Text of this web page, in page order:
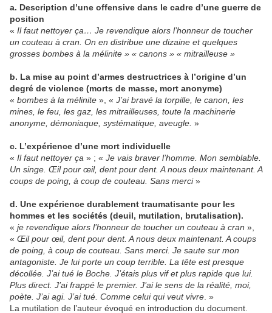
a. Description d’une offensive dans le cadre d’une guerre de
position
« Il faut nettoyer ça… Je revendique alors l’honneur de toucher
un couteau à cran. On en distribue une dizaine et quelques
grosses bombes à la mélinite » « canons » « mitrailleuse »
b. La mise au point d’armes destructrices à l’origine d’un
degré de violence (morts de masse, mort anonyme)
« bombes à la mélinite », « J’ai bravé la torpille, le canon, les
mines, le feu, les gaz, les mitrailleuses, toute la machinerie
anonyme, démoniaque, systématique, aveugle. »
c. L’expérience d’une mort individuelle
« Il faut nettoyer ça » ; « Je vais braver l’homme. Mon semblable.
Un singe. Œil pour œil, dent pour dent. A nous deux maintenant. A
coups de poing, à coup de couteau. Sans merci»
d. Une expérience durablement traumatisante pour les
hommes et les sociétés (deuil, mutilation, brutalisation).
« je revendique alors l’honneur de toucher un couteau à cran »,
« Œil pour œil, dent pour dent. A nous deux maintenant. A coups
de poing, à coup de couteau. Sans merci. Je saute sur mon
antagoniste. Je lui porte un coup terrible. La tête est presque
décollée. J’ai tué le Boche. J’étais plus vif et plus rapide que lui.
Plus direct. J’ai frappé le premier. J’ai le sens de la réalité, moi,
poète. J’ai agi. J’ai tué. Comme celui qui veut vivre . »
La mutilation de l’auteur évoqué en introduction du document.